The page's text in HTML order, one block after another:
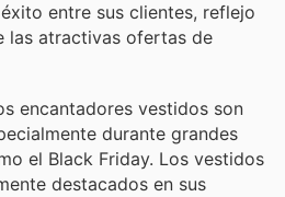
entre sus clientes, reflejo
las atractivas ofertas de
encantadores vestidos son
durante grandes
el Black Friday. Los vestidos
destacados en sus